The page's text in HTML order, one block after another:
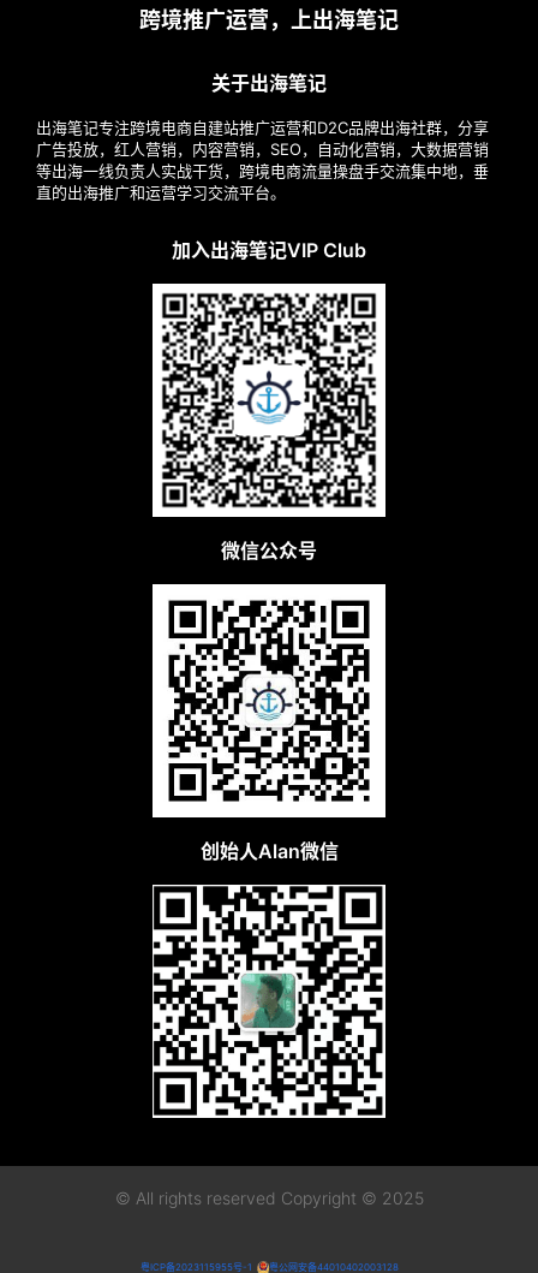
跨境推广运营，上出海笔记
关于出海笔记
出海笔记专注跨境电商自建站推广运营和D2C品牌出海社群，分享
广告投放，红人营销，内容营销，SEO，自动化营销，大数据营销
等出海一线负责人实战干货，跨境电商流量操盘手交流集中地，垂
直的出海推广和运营学习交流平台。
加入出海笔记VIP Club
微信公众号
创始人Alan微信
© All rights reserved Copyright © 2025
粤ICP备2023115955号-1 粤公网安备44010402003128